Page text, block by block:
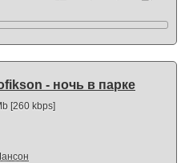
- ночь в парке
[260 kbps]